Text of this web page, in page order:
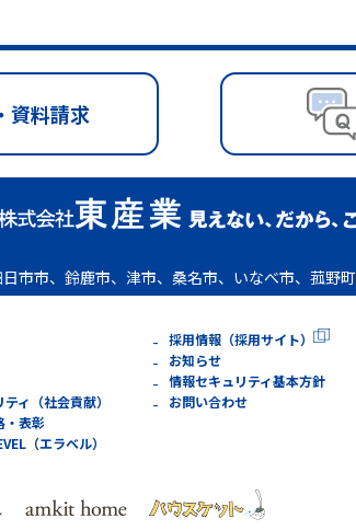
資料請求
市市、鈴鹿市、津市、桑名市、いなべ市、菰野
ィ（社会貢献）
・表彰
（エラベル）
採用情報（採用サイト）
お知らせ
情報セキュリティ基本方針
お問い合わせ